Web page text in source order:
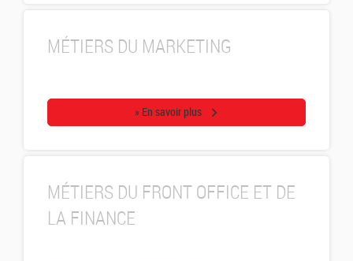
MÉTIERS DU MARKETING
» En savoir plus
MÉTIERS DU FRONT OFFICE ET DE
LA FINANCE